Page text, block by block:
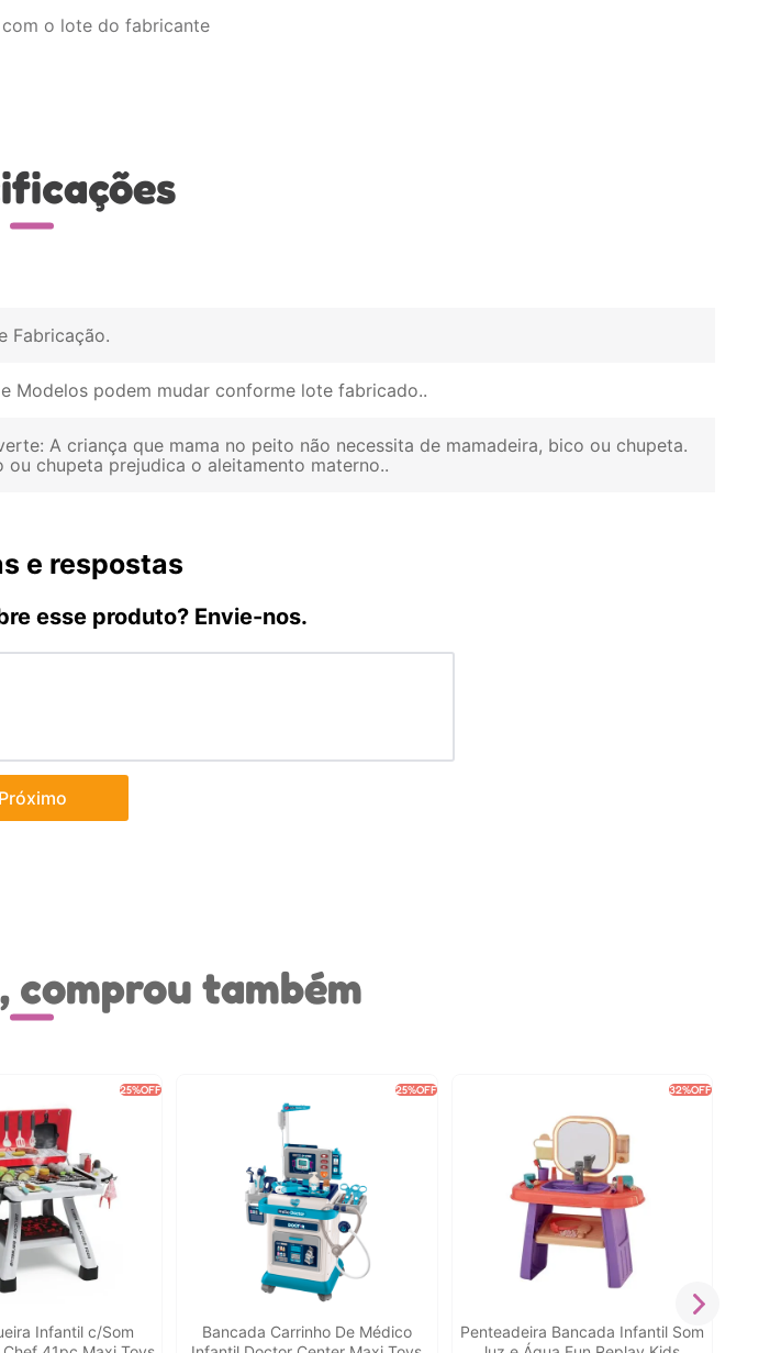
o lote do fabricante
Fabricação
Modelos podem mudar conforme lote fabricado.
A criança que mama no peito não necessita de mamadeira, bico ou chupeta.
ou chupeta prejudica o aleitamento materno.
e respostas
esse produto? Envie-nos.
Próximo
comprou também
25%OFF
Infantil c/Som
25%OFF
Bancada Carrinho De Médico
32%OFF
Penteadeira Bancada Infantil Som